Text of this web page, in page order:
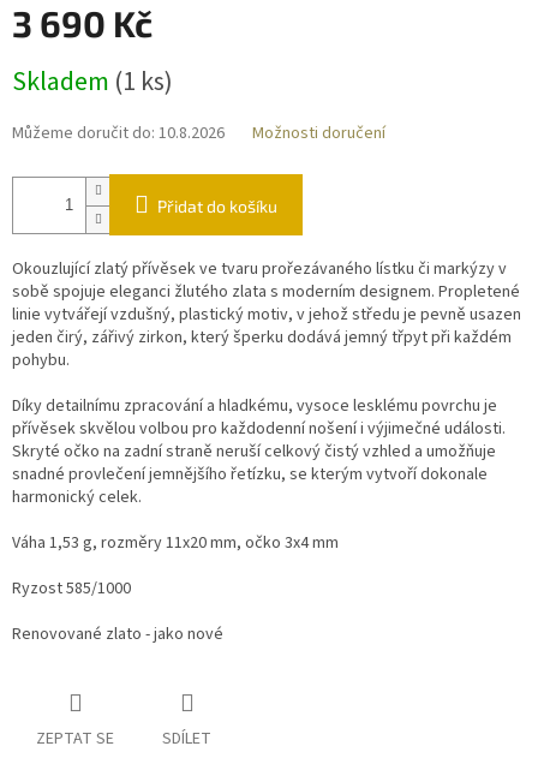
3 690 Kč
cena:
Skladem (1 ks)
Můžeme doručit do: 10.8.2026 Možnosti doručení
Přidat do košíku
Okouzlující zlatý přívěsek ve tvaru prořezávaného lístku či markýzy v
sobě spojuje eleganci žlutého zlata s moderním designem. Propletené
linie vytvářejí vzdušný, plastický motiv, v jehož středu je pevně usazen
jeden čirý, zářivý zirkon, který šperku dodává jemný třpyt při každém
pohybu.
Díky detailnímu zpracování a hladkému, vysoce lesklému povrchu je
přívěsek skvělou volbou pro každodenní nošení i výjimečné události.
Skryté očko na zadní straně neruší celkový čistý vzhled a umožňuje
snadné provlečení jemnějšího řetízku, se kterým vytvoří dokonale
harmonický celek.
Váha 1,53 g, rozměry 11x20 mm, očko 3x4 mm
Ryzost 585/1000
Renovované zlato - jako nové
ZEPTAT SE SDÍLET